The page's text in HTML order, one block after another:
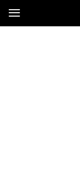
Cowtoruniu.pl